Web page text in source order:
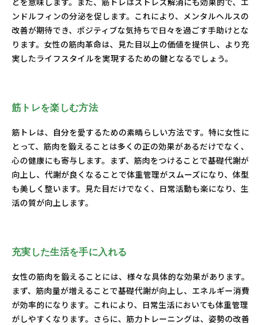
ンドルフィンの分泌を促します。これにより、メンタルヘルスの
改善が期待でき、ポジティブな気持ちで日々を過ごす手助けとな
ります。女性の筋肉革命は、見た目以上の価値を提供し、より充
実したライフスタイルを実現するための鍵となるでしょう。
筋トレを楽しむ方法
筋トレは、自分を愛するための素晴らしい方法です。特に女性に
とって、筋肉を鍛えることは多くの正の効果があるだけでなく、
心の健康にも寄与します。まず、筋肉をつけることで基礎代謝が
向上し、代謝が良くなることで体重管理がスムーズになり、体型
も美しく整います。見た目だけでなく、日常活動も楽になり、生
活の質が向上します。
充実した生活を手に入れる
女性の筋肉を鍛えることには、様々な具体的な効果があります。
まず、筋肉量が増えることで基礎代謝が向上し、エネルギー消費
が効率的になります。これにより、日常生活においても体重管理
がしやすくなります。さらに、筋力トレーニングは、姿勢の改善